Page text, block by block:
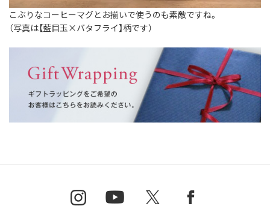
こぶりなコーヒーマグとお揃いで使うのも素敵ですね。
（写真は【藍目玉×バタフライ】柄です）